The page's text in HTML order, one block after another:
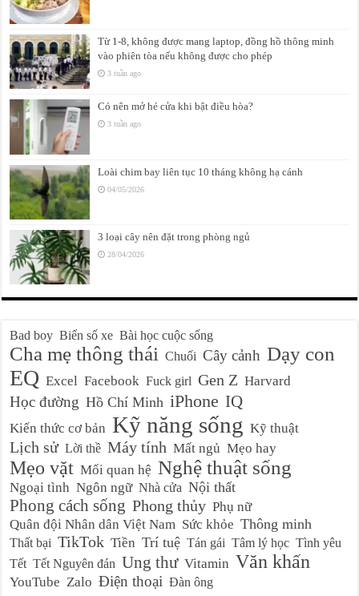
Từ 1-8, không được mang laptop, đồng hồ thông minh
vào phiên tòa nếu không được cho phép
3 tuần ago
Có nên mở hé cửa khi bật điều hòa?
3 tuần ago
Loài chim bay liên tục 10 tháng không hạ cánh
04/05/2026
3 loại cây nên đặt trong phòng ngủ
28/04/2026
Bad boy Biển số xe Bài học cuộc sống
Cha mẹ thông thái Chuối Cây cảnh Dạy con
EQ Excel Facebook Fuck girl Gen Z Harvard
Học đường Hồ Chí Minh iPhone IQ
Kiến thức cơ bản Kỹ năng sống Kỹ thuật
Lịch sử Lời thề Máy tính Mất ngủ Mẹo hay
Mẹo vặt Mối quan hệ Nghệ thuật sống
Ngoại tình Ngôn ngữ Nhà cửa Nội thất
Phong cách sống Phong thủy Phụ nữ
Quân đội Nhân dân Việt Nam Sức khỏe Thông minh
Thất bại TikTok Tiền Trí tuệ Tán gái Tâm lý học Tình yêu
Tết Tết Nguyên đán Ung thư Vitamin Văn khấn
YouTube Zalo Điện thoại Đàn ông